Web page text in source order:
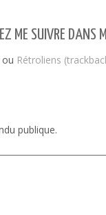
ME SUIVRE DANS
ou Rétroliens
publique.